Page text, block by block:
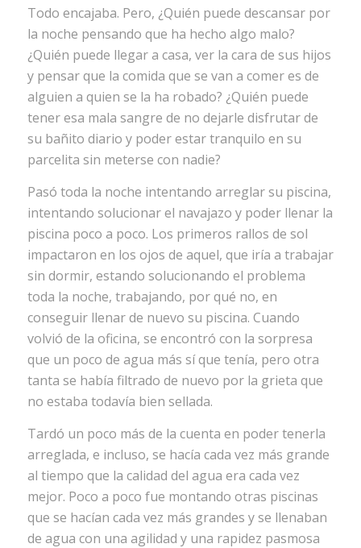
Todo encajaba. Pero, ¿Quién puede descansar por
la noche pensando que ha hecho algo malo?
¿Quién puede llegar a casa, ver la cara de sus hijos
y pensar que la comida que se van a comer es de
alguien a quien se la ha robado? ¿Quién puede
tener esa mala sangre de no dejarle disfrutar de
su bañito diario y poder estar tranquilo en su
parcelita sin meterse con nadie?
Pasó toda la noche intentando arreglar su piscina,
intentando solucionar el navajazo y poder llenar la
piscina poco a poco. Los primeros rallos de sol
impactaron en los ojos de aquel, que iría a trabajar
sin dormir, estando solucionando el problema
toda la noche, trabajando, por qué no, en
conseguir llenar de nuevo su piscina. Cuando
volvió de la oficina, se encontró con la sorpresa
que un poco de agua más sí que tenía, pero otra
tanta se había filtrado de nuevo por la grieta que
no estaba todavía bien sellada.
Tardó un poco más de la cuenta en poder tenerla
arreglada, e incluso, se hacía cada vez más grande
al tiempo que la calidad del agua era cada vez
mejor. Poco a poco fue montando otras piscinas
que se hacían cada vez más grandes y se llenaban
de agua con una agilidad y una rapidez pasmosa